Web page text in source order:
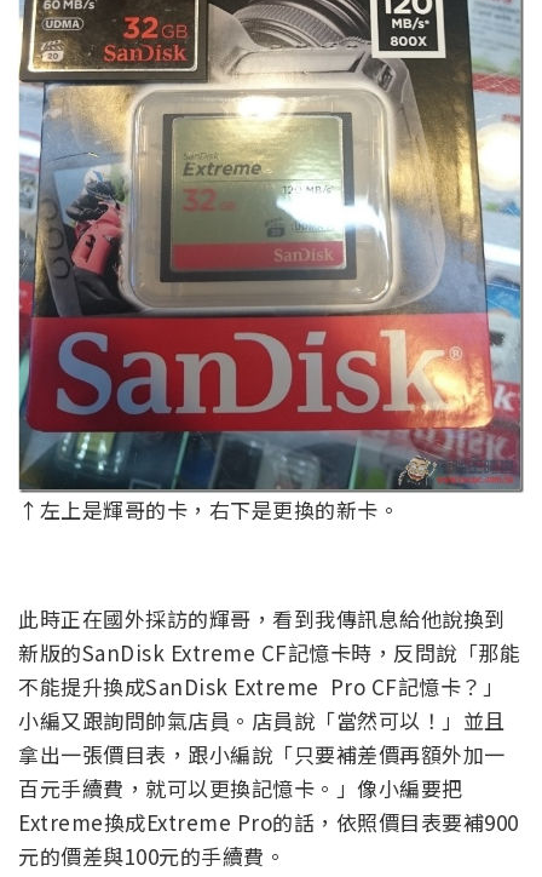
↑左上是輝哥的卡，右下是更換的新卡。
此時正在國外採訪的輝哥，看到我傳訊息給他說換到
新版的SanDisk Extreme CF記憶卡時，反問說「那能
不能提升換成SanDisk Extreme Pro CF記憶卡？」
小編又跟詢問帥氣店員。店員說「當然可以！」並且
拿出一張價目表，跟小編說「只要補差價再額外加一
百元手續費，就可以更換記憶卡。」像小編要把
Extreme換成Extreme Pro的話，依照價目表要補900
元的價差與100元的手續費。